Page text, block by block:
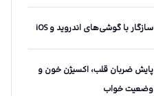
سازگار با گوشی‌های اندروید و iOS
پایش ضربان قلب، اکسیژن خون و
وضعیت خواب